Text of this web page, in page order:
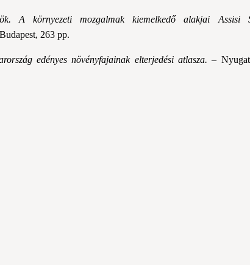
A környezeti mozgalmak kiemelkedő alakjai Assisi
263 pp.
edényes növényfajainak elterjedési atlasza. –